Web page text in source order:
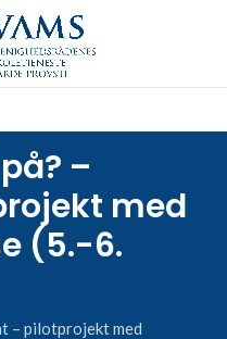
–
med
(5.-6.
– pilotprojekt med